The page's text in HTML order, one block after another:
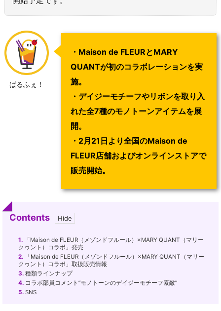
ぱるふぇ！
・Maison de FLEURとMARY
QUANTが初のコラボレーションを実
施。
・デイジーモチーフやリボンを取り入
れた全7種のモノトーンアイテムを展
開。
・2月21日より全国のMaison de
FLEUR店舗およびオンラインストアで
販売開始。
Contents
1. 「Maison de FLEUR（メゾンドフルール）×MARY QUANT（マリー
クヮント）コラボ」発売
2. 「Maison de FLEUR（メゾンドフルール）×MARY QUANT（マリー
クヮント）コラボ」取扱販売情報
3. 種類ラインナップ
4. コラボ部員コメント”モノトーンのデイジーモチーフ素敵”
5. SNS